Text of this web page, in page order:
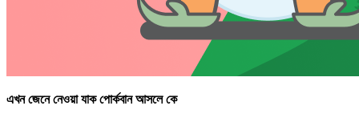
এখন জেনে নেওয়া যাক পোর্কবান আসলে কে